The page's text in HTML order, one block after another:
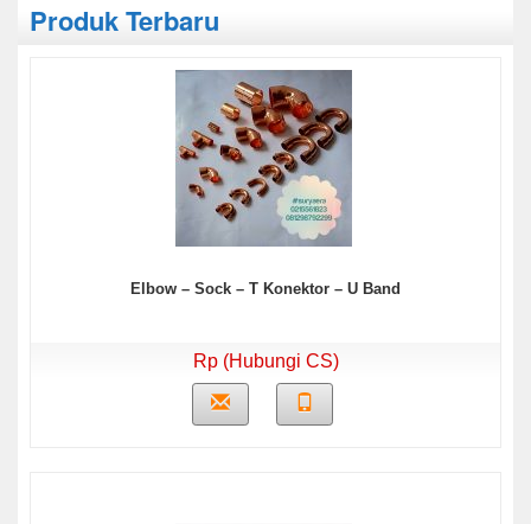
Produk Terbaru
Elbow – Sock – T Konektor – U Band
Rp (Hubungi CS)